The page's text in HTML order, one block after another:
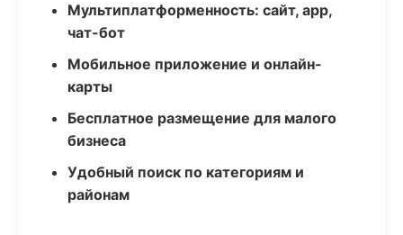
Мультиплатформенность: сайт, app,
чат-бот
Мобильное приложение и онлайн-
карты
Бесплатное размещение для малого
бизнеса
Удобный поиск по категориям и
районам